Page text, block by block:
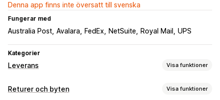
Denna app finns inte översatt till svenska
Fungerar med
Australia Post Avalara FedEx NetSuite Royal Mail UPS
Kategorier
Leverans Visa funktioner
Etiketter och förpackningsmaterial
Returer och byten Visa funktioner